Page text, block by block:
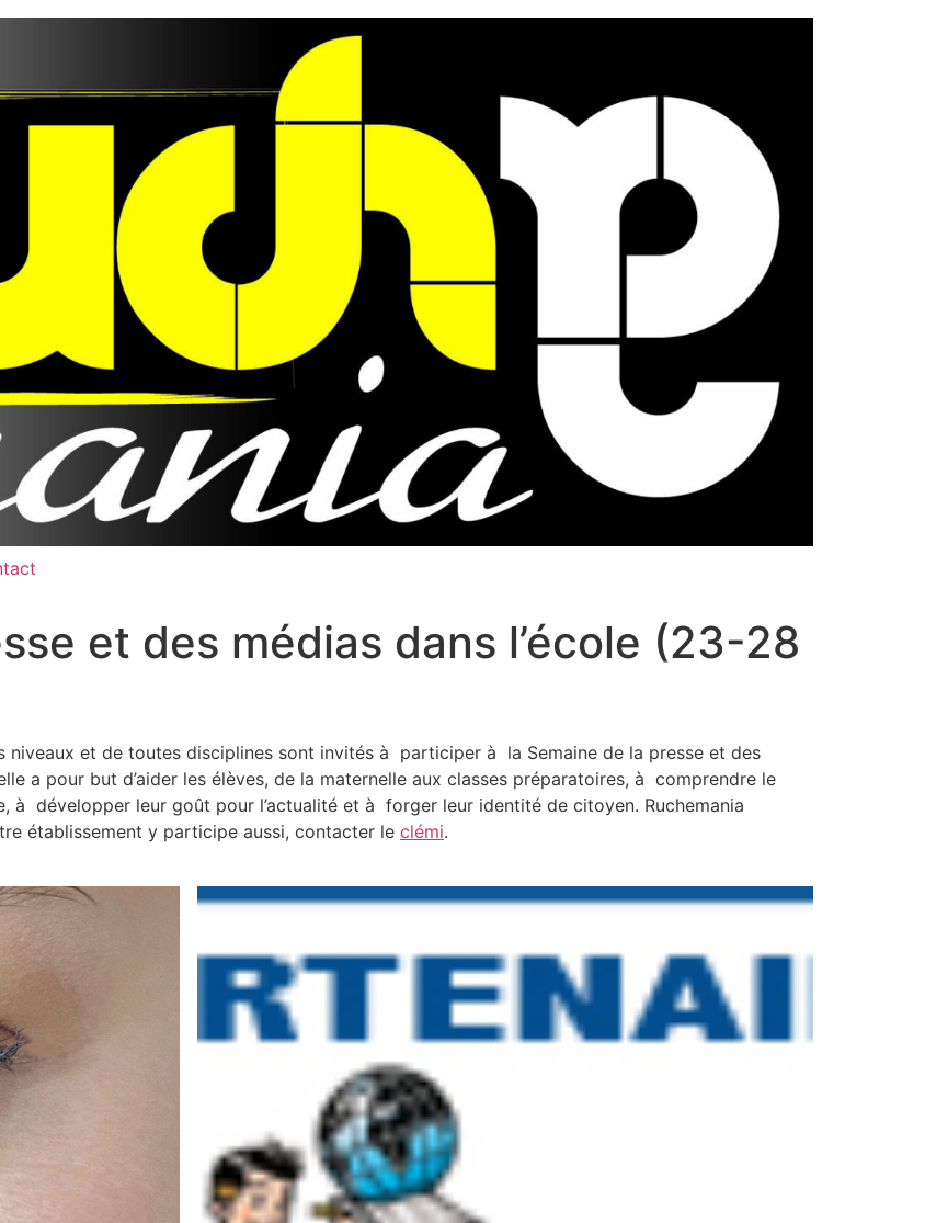
et des médias dans l’école (23-28
niveaux et de toutes disciplines sont invités à participer à la Semaine de la presse et des
a pour but d’aider les élèves, de la maternelle aux classes préparatoires, à comprendre le
à développer leur goût pour l’actualité et à forger leur identité de citoyen. Ruchemania
établissement y participe aussi, contacter le clémi.